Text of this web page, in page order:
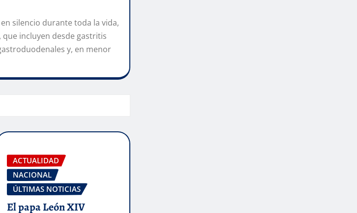
silencio durante toda la vida,
incluyen desde gastritis
y, en menor
ACTUALIDAD
NACIONAL
ÚLTIMAS NOTICIAS
El papa León XIV